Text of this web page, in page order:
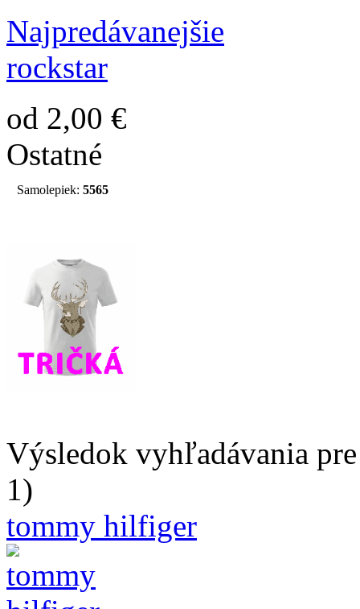
Najpredávanejšie
rockstar
od 2,00 €
Ostatné
Samolepiek: 5565
Výsledok vyhľadávania
1)
tommy hilfiger